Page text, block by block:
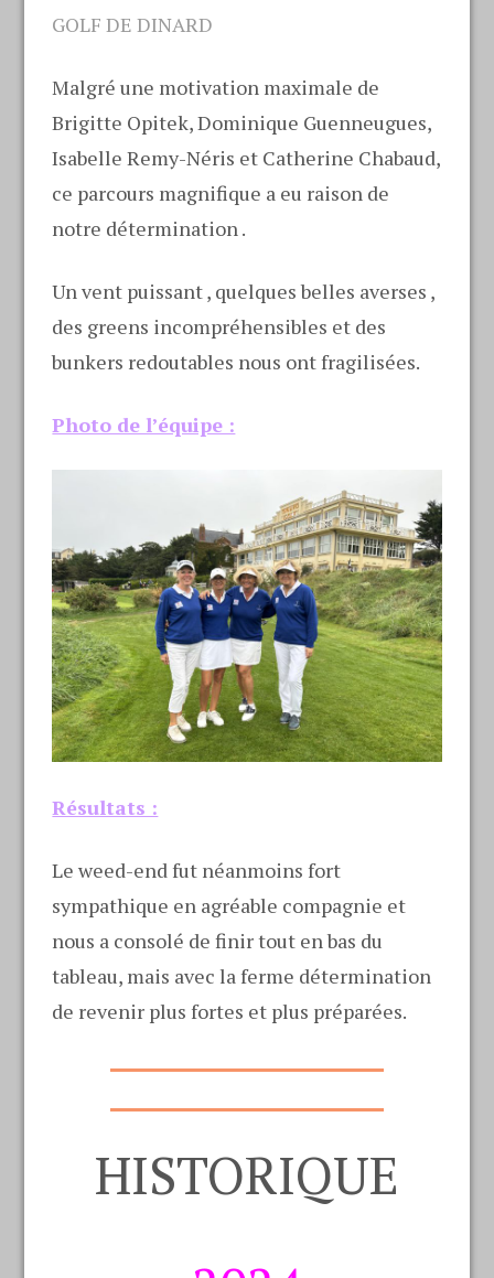
GOLF DE DINARD
Malgré une motivation maximale de
Brigitte Opitek, Dominique Guenneugues,
Isabelle Remy-Néris et Catherine Chabaud,
ce parcours magnifique a eu raison de
notre détermination .
Un vent puissant , quelques belles averses ,
des greens incompréhensibles et des
bunkers redoutables nous ont fragilisées.
Photo de l’équipe :
Résultats :
Le weed-end fut néanmoins fort
sympathique en agréable compagnie et
nous a consolé de finir tout en bas du
tableau, mais avec la ferme détermination
de revenir plus fortes et plus préparées.
HISTORIQUE